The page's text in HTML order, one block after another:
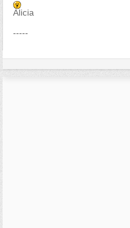
Alicia
-----